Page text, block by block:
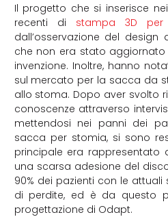
Il progetto che si inserisce
recenti di stampa 3D
dall’osservazione del
che non era stato aggiornato
invenzione. Inoltre, hanno
sul mercato per la sacca da
allo stoma. Dopo aver svolto
conoscenze attraverso
mettendosi nei panni dei
sacca per stomia, si sono
principale era rappresentato
una scarsa adesione del
90% dei pazienti con le
di perdite, ed è da questo
progettazione di Odapt.